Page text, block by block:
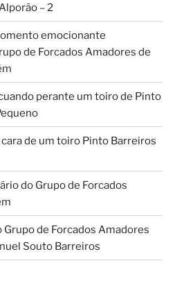
– 2
emocionante
de Forcados Amadores de
perante um toiro de Pinto
cara de um toiro Pinto Barreiros
do Grupo de Forcados
Grupo de Forcados Amadores
Souto Barreiros